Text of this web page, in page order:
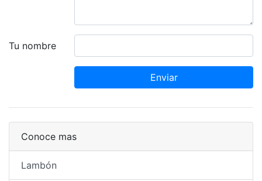
Tu nombre
Enviar
Conoce mas
Lambón